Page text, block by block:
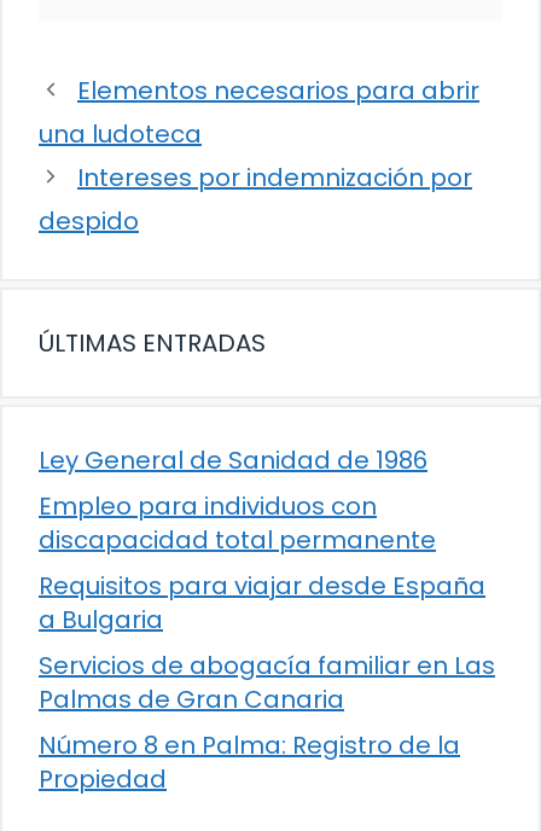
Elementos necesarios para abrir
una ludoteca
Intereses por indemnización por
despido
ÚLTIMAS ENTRADAS
Ley General de Sanidad de 1986
Empleo para individuos con
discapacidad total permanente
Requisitos para viajar desde España
a Bulgaria
Servicios de abogacía familiar en Las
Palmas de Gran Canaria
Número 8 en Palma: Registro de la
Propiedad